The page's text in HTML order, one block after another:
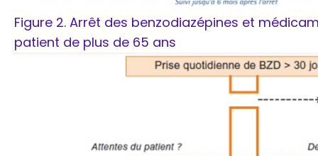
Figure 2. Arrêt des benzodiazépines et
patient de plus de 65 ans